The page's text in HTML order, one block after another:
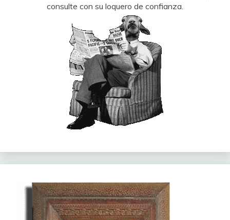
consulte con su loquero de confianza.